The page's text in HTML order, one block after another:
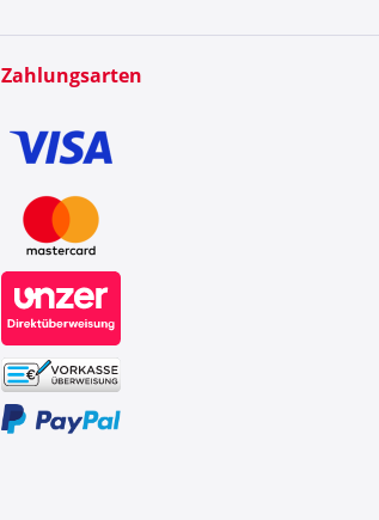
Zahlungsarten